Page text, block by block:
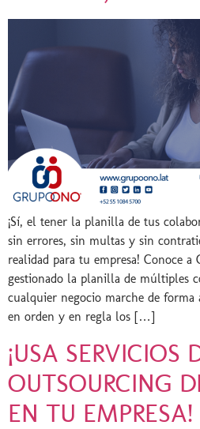
¡Sí, el tener la planilla de tus
sin errores, sin multas y sin
realidad para tu empresa! Conoce
gestionado la planilla de múltiples
cualquier negocio marche de forma
en orden y en regla los […]
¡USA SERVICIOS
OUTSOURCING
EN TU EMPRESA!